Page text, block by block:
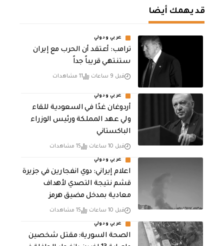
قد يهمك أيضا
عربي ودولي
‏ترامب: أعتقد أن الحرب مع إيران
ستنتهي قريباً جداً
قبل 9 ساعات 11 مشاهدات
عربي ودولي
أردوغان غدًا في السعودية للقاء
ولي عهد المملكة ورئيس الوزراء
الباكستاني
قبل 10 ساعات 15 مشاهدات
عربي ودولي
اعلام إيراني: دوي انفجارين في جزيرة
قشم نتيجة التصدي لأهداف
معادية بمدخل مضيق هرمز
قبل 10 ساعات 15 مشاهدات
عربي ودولي
الصحة السورية: مقتل شخصين